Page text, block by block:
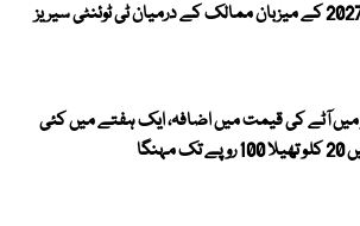
ورلڈ کپ 2027 کے میزبان ممالک کے درمیان ٹی ٹوئنٹی سیریز
آٹے کی قیمت میں اضافہ، ایک ہفتے میں کئی
مہنگا